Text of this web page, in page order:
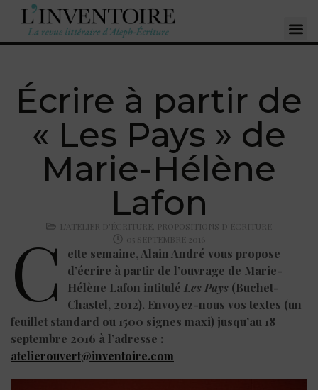
Écrire à partir de
« Les Pays » de
Marie-Hélène
Lafon
L'ATELIER D'ÉCRITURE
PROPOSITIONS D'ÉCRITURE
05 SEPTEMBRE 2016
C
ette semaine, Alain André vous propose
d’écrire à partir de l’ouvrage de Marie-
Hélène Lafon intitulé Les Pays (Buchet-
Chastel, 2012). Envoyez-nous vos textes (un
feuillet standard ou 1500 signes maxi) jusqu’au 18
septembre 2016 à l’adresse :
atelierouvert@inventoire.com